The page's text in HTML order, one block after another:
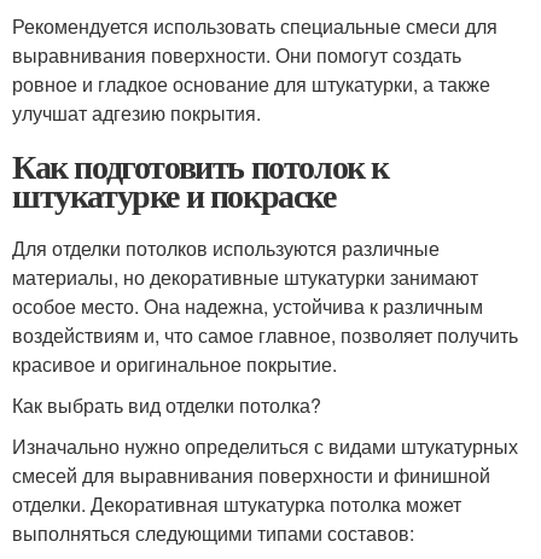
Рекомендуется использовать специальные смеси для
выравнивания поверхности. Они помогут создать
ровное и гладкое основание для штукатурки, а также
улучшат адгезию покрытия.
Как подготовить потолок к
штукатурке и покраске
Для отделки потолков используются различные
материалы, но декоративные штукатурки занимают
особое место. Она надежна, устойчива к различным
воздействиям и, что самое главное, позволяет получить
красивое и оригинальное покрытие.
Как выбрать вид отделки потолка?
Изначально нужно определиться с видами штукатурных
смесей для выравнивания поверхности и финишной
отделки. Декоративная штукатурка потолка может
выполняться следующими типами составов: